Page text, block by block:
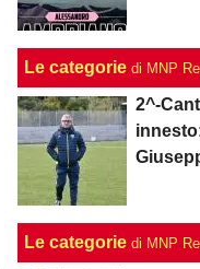
Le categorie di MNP
2^-
Le categorie di MNP